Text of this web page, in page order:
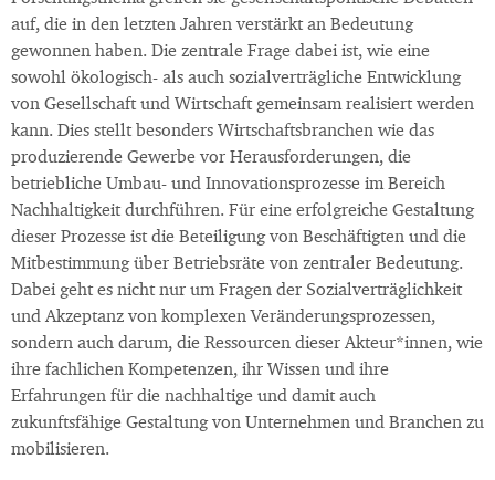
auf, die in den letzten Jahren verstärkt an Bedeutung
gewonnen haben. Die zentrale Frage dabei ist, wie eine
sowohl ökologisch- als auch sozialverträgliche Entwicklung
von Gesellschaft und Wirtschaft gemeinsam realisiert werden
kann. Dies stellt besonders Wirtschaftsbranchen wie das
produzierende Gewerbe vor Herausforderungen, die
betriebliche Umbau- und Innovationsprozesse im Bereich
Nachhaltigkeit durchführen. Für eine erfolgreiche Gestaltung
dieser Prozesse ist die Beteiligung von Beschäftigten und die
Mitbestimmung über Betriebsräte von zentraler Bedeutung.
Dabei geht es nicht nur um Fragen der Sozialverträglichkeit
und Akzeptanz von komplexen Veränderungsprozessen,
sondern auch darum, die Ressourcen dieser Akteur*innen, wie
ihre fachlichen Kompetenzen, ihr Wissen und ihre
Erfahrungen für die nachhaltige und damit auch
zukunftsfähige Gestaltung von Unternehmen und Branchen zu
mobilisieren.